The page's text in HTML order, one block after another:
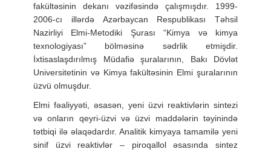
fakültəsinin dekanı vəzifəsində çalışmışdır. 1999-
2006-cı illərdə Azərbaycan Respublikası Təhsil
Nazirliyi Elmi-Metodiki Şurası “Kimya və kimya
texnologiyası” bölməsinə sədrlik etmişdir.
İxtisaslaşdırılmış Müdafiə şuralarının, Bakı Dövlət
Universitetinin və Kimya fakültəsinin Elmi şuralarının
üzvü olmuşdur.
Elmi fəaliyyəti, əsasən, yeni üzvi reaktivlərin sintezi
və onların qeyri-üzvi və üzvi maddələrin təyinində
tətbiqi ilə əlaqədardır. Analitik kimyaya tamamilə yeni
sinif üzvi reaktivlər – piroqallol əsasında sintez